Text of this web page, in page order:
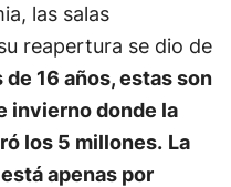
las salas
reapertura se dio de
de 16 años, estas son
invierno donde la
los 5 millones. La
apenas por